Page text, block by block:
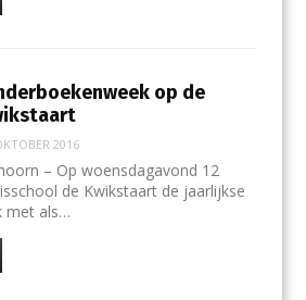
op de
2016
– Op woensdagavond 12
de Kwikstaart de jaarlijkse
met als…